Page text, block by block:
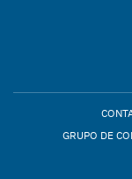
GRUPO DE